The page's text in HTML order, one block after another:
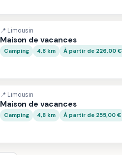
📍 Limousin
Maison de vacances
Camping 4,8 km À partir de 226,00 €
📍 Limousin
Maison de vacances
Camping 4,8 km À partir de 255,00 €